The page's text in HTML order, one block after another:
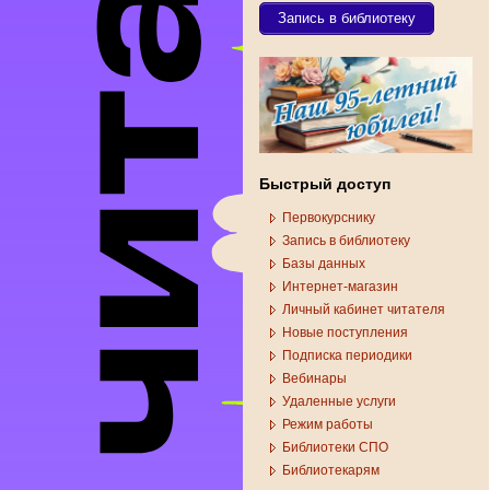
Запись в библиотеку
Быстрый доступ
Первокурснику
Запись в библиотеку
Базы данных
Интернет-магазин
Личный кабинет читателя
Новые поступления
Подписка периодики
Вебинары
Удаленные услуги
Режим работы
Библиотеки СПО
Библиотекарям